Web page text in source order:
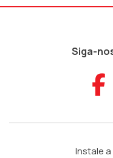
Siga-
Instale